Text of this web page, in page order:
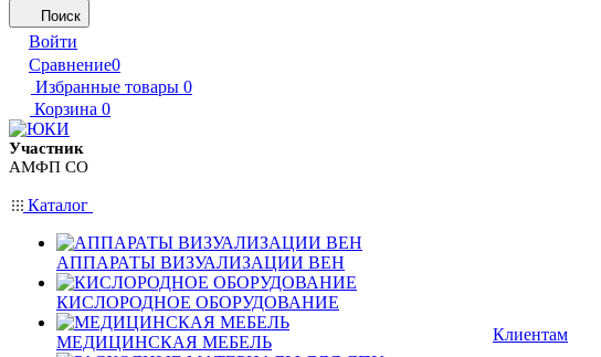
Поиск
Войти
Сравнение0
Избранные товары 0
Корзина 0
Участник
АМФП СО
Каталог
АППАРАТЫ ВИЗУАЛИЗАЦИИ ВЕН
КИСЛОРОДНОЕ ОБОРУДОВАНИЕ
МЕДИЦИНСКАЯ МЕБЕЛЬ Клиентам